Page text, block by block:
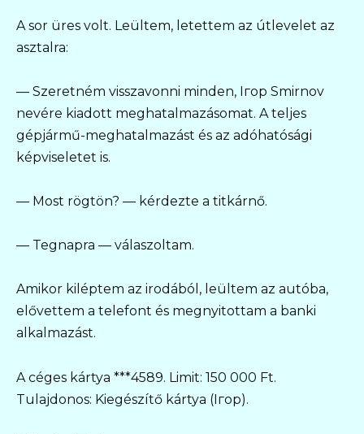
A sor üres volt. Leültem, letettem az útlevelet az
asztalra:
— Szeretném visszavonni minden, Iгор Smirnov
nevére kiadott meghatalmazásomat. A teljes
gépjármű-meghatalmazást és az adóhatósági
képviseletet is.
— Most rögtön? — kérdezte a titkárnő.
— Tegnapra — válaszoltam.
Amikor kiléptem az irodából, leültem az autóba,
elővettem a telefont és megnyitottam a banki
alkalmazást.
A céges kártya ***4589. Limit: 150 000 Ft.
Tulajdonos: Kiegészítő kártya (Iгор).